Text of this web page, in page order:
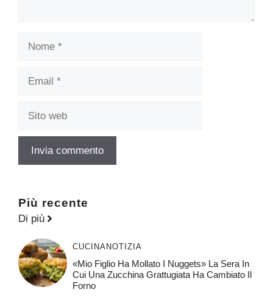
Più recente
Di più
CUCINANOTIZIA
«Mio Figlio Ha Mollato I Nuggets» La Sera In
Cui Una Zucchina Grattugiata Ha Cambiato Il
Forno